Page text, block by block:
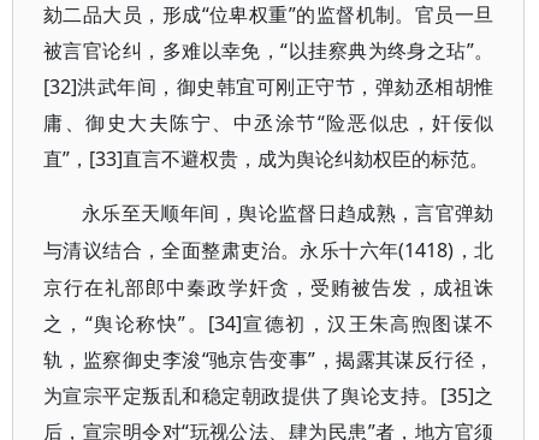
劾二品大员，形成“位卑权重”的监督机制。官员一旦
被言官论纠，多难以幸免，“以挂察典为终身之玷”。
[32]洪武年间，御史韩宜可刚正守节，弹劾丞相胡惟
庸、御史大夫陈宁、中丞涂节“险恶似忠，奸佞似
直”，[33]直言不避权贵，成为舆论纠劾权臣的标范。
永乐至天顺年间，舆论监督日趋成熟，言官弹劾
与清议结合，全面整肃吏治。永乐十六年(1418)，北
京行在礼部郎中秦政学奸贪，受贿被告发，成祖诛
之，“舆论称快”。[34]宣德初，汉王朱高煦图谋不
轨，监察御史李浚“驰京告变事”，揭露其谋反行径，
为宣宗平定叛乱和稳定朝政提供了舆论支持。[35]之
后，宣宗明令对“玩视公法、肆为民患”者，地方官须